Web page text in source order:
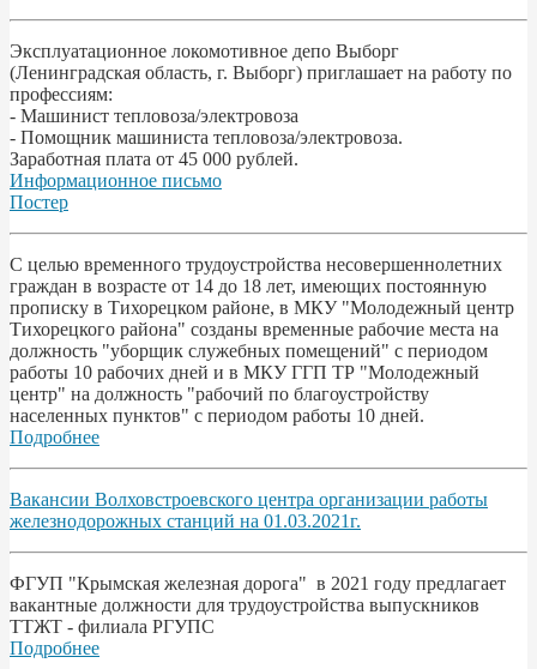
Эксплуатационное локомотивное депо Выборг
(Ленинградская область, г. Выборг) приглашает на работу по
профессиям:
- Машинист тепловоза/электровоза
- Помощник машиниста тепловоза/электровоза.
Заработная плата от 45 000 рублей.
Информационное письмо
Постер
С целью временного трудоустройства несовершеннолетних
граждан в возрасте от 14 до 18 лет, имеющих постоянную
прописку в Тихорецком районе, в МКУ "Молодежный центр
Тихорецкого района" созданы временные рабочие места на
должность "уборщик служебных помещений" с периодом
работы 10 рабочих дней и в МКУ ГГП ТР "Молодежный
центр" на должность "рабочий по благоустройству
населенных пунктов" с периодом работы 10 дней.
Подробнее
Вакансии Волховстроевского центра организации работы
железнодорожных станций на 01.03.2021г.
ФГУП "Крымская железная дорога" в 2021 году предлагает
вакантные должности для трудоустройства выпускников
ТТЖТ - филиала РГУПС
Подробнее